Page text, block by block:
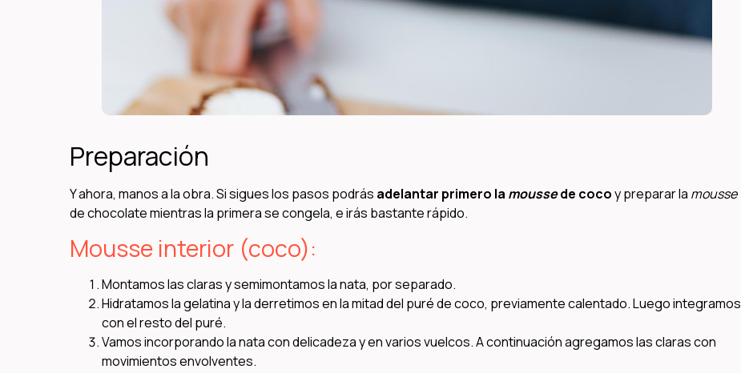
Preparación
Y ahora, manos a la obra. Si sigues los pasos podrás adelantar primero la moussede cocoy preparar la mousse
de chocolate mientras la primera se congela, e irás bastante rápido.
Mousse interior (coco):
Montamos las claras y semimontamos la nata, por separado.
Hidratamos la gelatina y la derretimos en la mitad del puré de coco, previamente calentado. Luego integramos
con el resto del puré.
Vamos incorporando la nata con delicadeza y en varios vuelcos. A continuación agregamos las claras con
movimientos envolventes.